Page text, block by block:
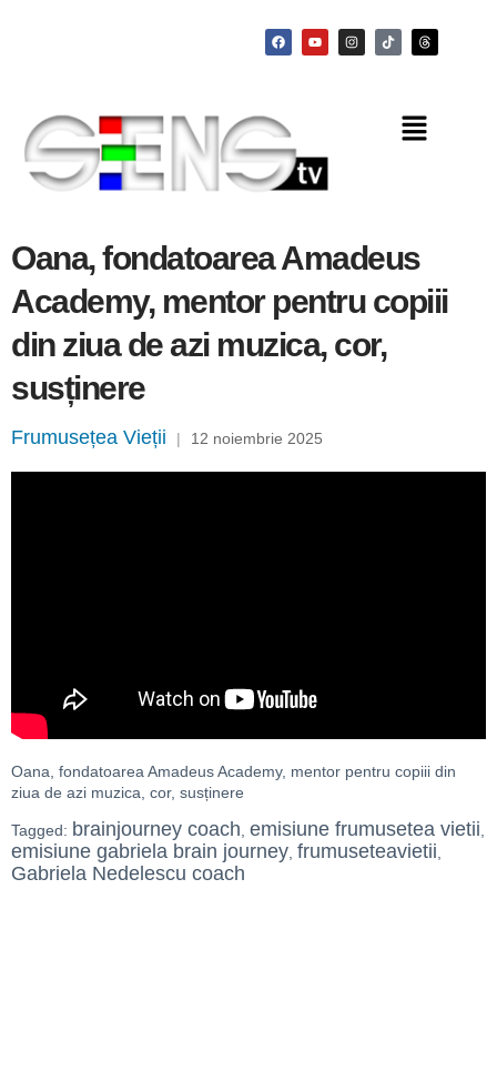
Oana, fondatoarea Amadeus
Academy, mentor pentru copiii
din ziua de azi muzica, cor,
susținere
Frumusețea Vieții | 12 noiembrie 2025
Oana, fondatoarea Amadeus Academy, mentor pentru copiii din
ziua de azi muzica, cor, susținere
Tagged: brainjourney coach emisiune frumusetea vietii
emisiune gabriela brain journey frumuseteavietii
Gabriela Nedelescu coach